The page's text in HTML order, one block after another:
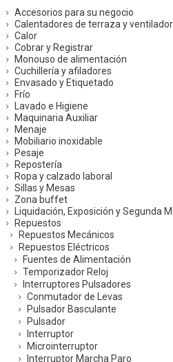
Accesorios para su negocio
Calentadores de terraza y
Calor
Cobrar y Registrar
Monouso de alimentación
Cuchillería y afiladores
Envasado y Etiquetado
Frío
Lavado e Higiene
Maquinaria Auxiliar
Menaje
Mobiliario inoxidable
Pesaje
Repostería
Ropa y calzado laboral
Sillas y Mesas
Zona buffet
Liquidación, Exposición y Segunda
Repuestos
Repuestos Mecánicos
Repuestos Eléctricos
Fuentes de Alimentación
Temporizador Reloj
Interruptores Pulsadores
Conmutador de Levas
Pulsador Basculante
Pulsador
Interruptor
Microinterruptor
Interruptor Marcha Paro